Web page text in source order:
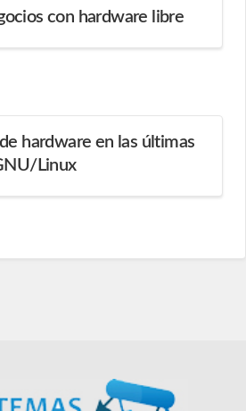
con hardware libre
hardware en las últimas
Linux